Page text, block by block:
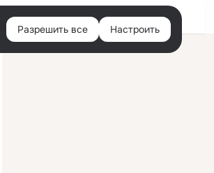
Войти
Разрешить все Настроить